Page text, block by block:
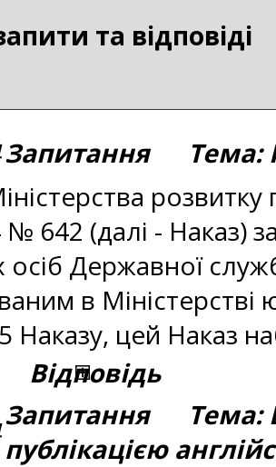
та відповіді
Запитання Тема:
розвитку
№ 642 (далі -
Державної
в
Наказу, цей Наказ
Відповідь
Запитання Тема:
публікацією